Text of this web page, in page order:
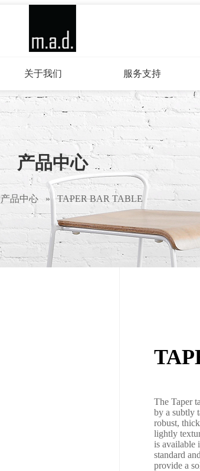
关于我们 服务支持
产品中心
产品中心 » TAPER BAR TABLE
The Taper
by a subtly
robust,
lightly
is available
standard
provide a